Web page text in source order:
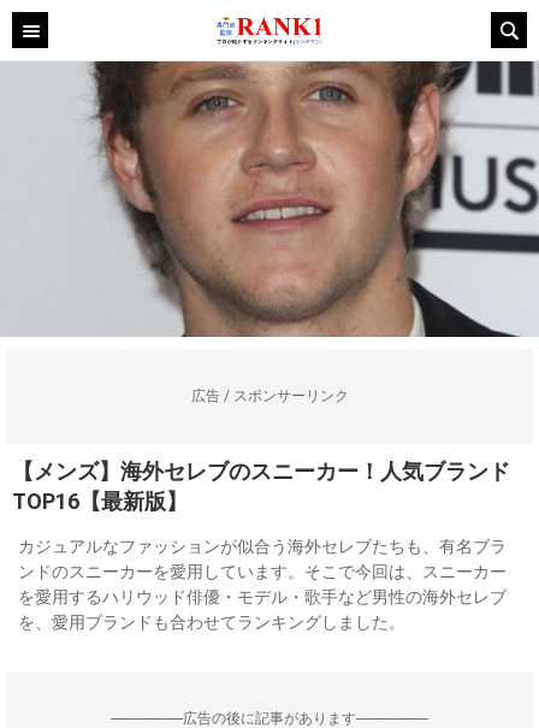
広告 / スポンサーリンク
【メンズ】海外セレブのスニーカー！人気ブランド
TOP16【最新版】
カジュアルなファッションが似合う海外セレブたちも、有名ブラ
ンドのスニーカーを愛用しています。そこで今回は、スニーカー
を愛用するハリウッド俳優・モデル・歌手など男性の海外セレブ
を、愛用ブランドも合わせてランキングしました。
--------------------広告の後に記事があります--------------------